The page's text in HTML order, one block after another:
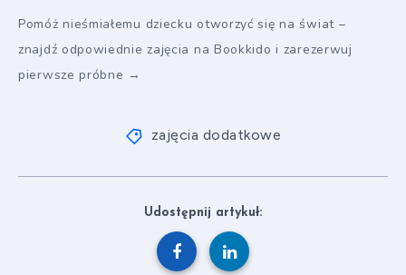
Pomóż nieśmiałemu dziecku otworzyć się na świat –
znajdź odpowiednie zajęcia na Bookkido i zarezerwuj
pierwsze próbne →
zajęcia dodatkowe
Udostępnij artykuł: